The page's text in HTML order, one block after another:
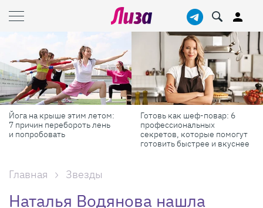
Йога на крыше этим летом:
7 причин перебороть лень
и попробовать
Готовь как шеф-повар: 6
профессиональных
секретов, которые помогут
готовить быстрее и вкуснее
Главная Звезды
Наталья Водянова нашла